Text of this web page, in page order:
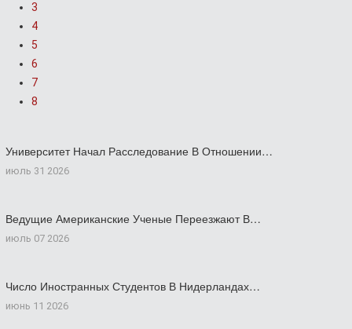
3
4
5
6
7
8
Университет Начал Расследование В Отношении…
июль 31 2026
Ведущие Американские Ученые Переезжают В…
июль 07 2026
Число Иностранных Студентов В Нидерландах…
июнь 11 2026